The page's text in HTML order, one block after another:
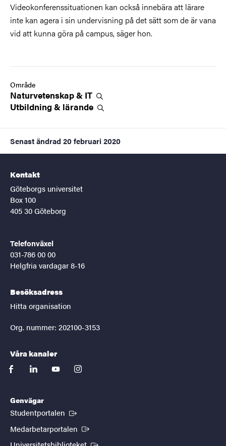
Videokonferenssituationen kan också innebära att lärare
inte kan agera i sin undervisning på det sätt som de är vana
vid att kunna göra på campus, säger hon.
Område
Naturvetenskap & IT
Utbildning & lärande
Senast ändrad 20 februari 2020
Kontakt
Göteborgs universitet
Box 100
405 30 Göteborg
Telefonväxel
031-786 00 00
Helgfria vardagar 8-16
Besöksadress
Hitta organisation
Org. nummer: 202100-3153
Våra kanaler
facebooklinkedinyoutubeinstagram
Genvägar
Studentportalen (Extern länk)
Medarbetarportalen (Extern länk)